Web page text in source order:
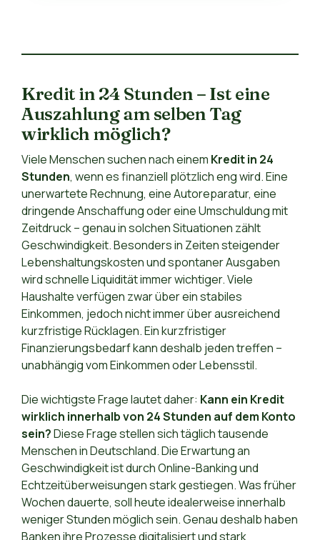
Kredit in 24 Stunden – Ist eine
Auszahlung am selben Tag
wirklich möglich?
Viele Menschen suchen nach einem Kredit in 24
Stunden, wenn es finanziell plötzlich eng wird. Eine
unerwartete Rechnung, eine Autoreparatur, eine
dringende Anschaffung oder eine Umschuldung mit
Zeitdruck – genau in solchen Situationen zählt
Geschwindigkeit. Besonders in Zeiten steigender
Lebenshaltungskosten und spontaner Ausgaben
wird schnelle Liquidität immer wichtiger. Viele
Haushalte verfügen zwar über ein stabiles
Einkommen, jedoch nicht immer über ausreichend
kurzfristige Rücklagen. Ein kurzfristiger
Finanzierungsbedarf kann deshalb jeden treffen –
unabhängig vom Einkommen oder Lebensstil.
Die wichtigste Frage lautet daher: Kann ein Kredit
wirklich innerhalb von 24 Stunden auf dem Konto
sein?Diese Frage stellen sich täglich tausende
Menschen in Deutschland. Die Erwartung an
Geschwindigkeit ist durch Online-Banking und
Echtzeitüberweisungen stark gestiegen. Was früher
Wochen dauerte, soll heute idealerweise innerhalb
weniger Stunden möglich sein. Genau deshalb haben
Banken ihre Prozesse digitalisiert und stark